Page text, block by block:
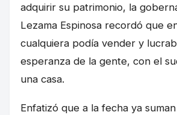
adquirir su patrimonio, la
Lezama Espinosa recordó que
cualquiera podía vender y
esperanza de la gente, con el
una casa.
Enfatizó que a la fecha ya